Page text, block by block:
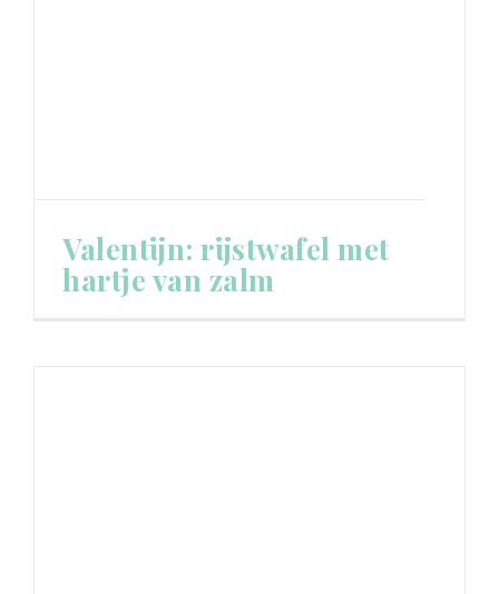
Valentijn: rijstwafel met
hartje van zalm